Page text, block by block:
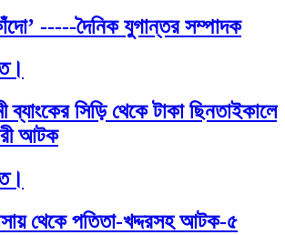
-----দৈনিক যুগান্তর সম্পাদক
ব্যাংকের সিড়ি থেকে টাকা ছিনতাইকালে
আটক
থেকে পতিতা-খদ্দরসহ আটক-৫